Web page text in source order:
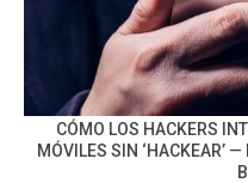
CÓMO LOS HACKERS
MÓVILES SIN ‘HACKEAR’